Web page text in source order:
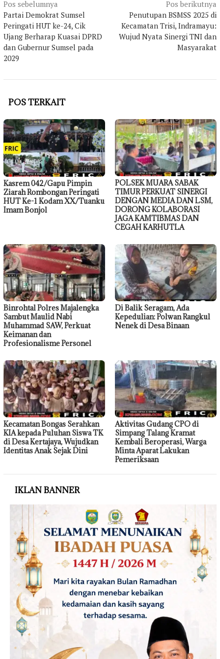
Navigasi
pos
Pos sebelumnya
Partai Demokrat Sumsel
Peringati HUT ke-24, Cik
Ujang Berharap Kuasai DPRD
dan Gubernur Sumsel pada
2029
Pos berikutnya
Penutupan BSMSS 2025 di
Kecamatan Trisi, Indramayu:
Wujud Nyata Sinergi TNI dan
Masyarakat
POS TERKAIT
Kasrem 042/Gapu Pimpin
Ziarah Rombongan Peringati
HUT Ke-1 Kodam XX/Tuanku
Imam Bonjol
POLSEK MUARA SABAK
TIMUR PERKUAT SINERGI
DENGAN MEDIA DAN LSM,
DORONG KOLABORASI
JAGA KAMTIBMAS DAN
CEGAH KARHUTLA
Binrohtal Polres Majalengka
Sambut Maulid Nabi
Muhammad SAW, Perkuat
Keimanan dan
Profesionalisme Personel
Di Balik Seragam, Ada
Kepedulian: Polwan Rangkul
Nenek di Desa Binaan
Kecamatan Bongas Serahkan
KIA kepada Puluhan Siswa TK
di Desa Kertajaya, Wujudkan
Identitas Anak Sejak Dini
Aktivitas Gudang CPO di
Simpang Talang Kramat
Kembali Beroperasi, Warga
Minta Aparat Lakukan
Pemeriksaan
IKLAN BANNER